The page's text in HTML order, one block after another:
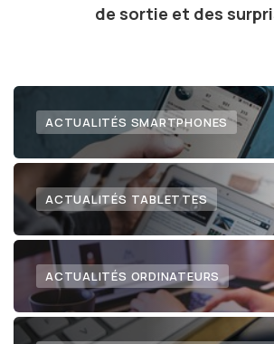
de sortie et des
ACTUALITÉS SMARTPHONES
ACTUALITÉS TABLETTES
ACTUALITÉS ORDINATEURS